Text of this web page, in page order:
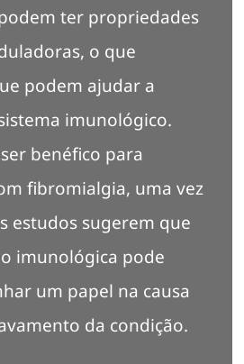
ter propriedades
o que
podem ajudar a
imunológico.
benéfico para
fibromialgia, uma vez
estudos sugerem que
imunológica pode
um papel na causa
da condição.